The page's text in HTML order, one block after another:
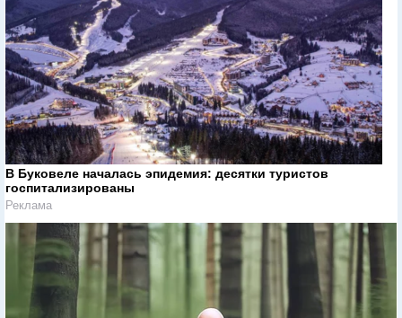
В Буковеле началась эпидемия: десятки туристов
госпитализированы
Реклама